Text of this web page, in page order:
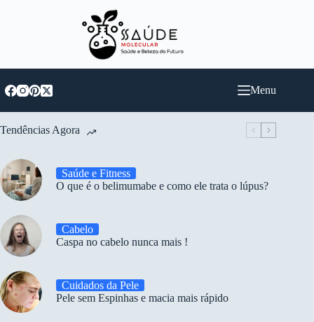
Menu
Tendências Agora
Saúde e Fitness
O que é o belimumabe e como ele trata o lúpus?
Cabelo
Caspa no cabelo nunca mais !
Cuidados da Pele
Pele sem Espinhas e macia mais rápido